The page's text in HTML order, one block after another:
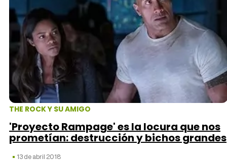
THE ROCK Y SU AMIGO
'Proyecto Rampage' es la locura que nos
prometían: destrucción y bichos grandes
13 de abril 2018